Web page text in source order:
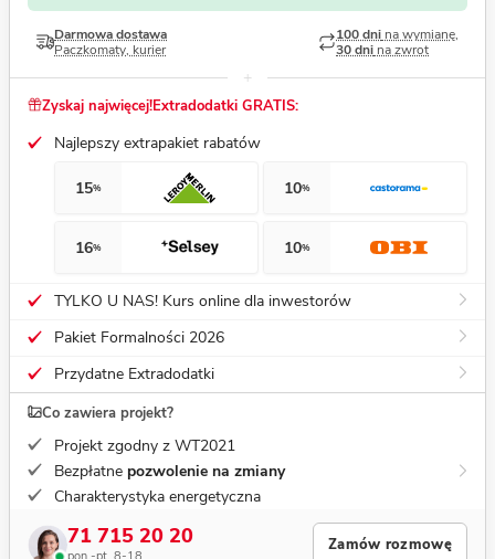
Darmowa dostawa
Paczkomaty, kurier
100 dni na wymianę,
30 dni na zwrot
Zyskaj najwięcej!Extradodatki GRATIS:
Najlepszy extrapakiet rabatów
15% 10%
16% 10%
TYLKO U NAS! Kurs online dla inwestorów
Pakiet Formalności 2026
Przydatne Extradodatki
Co zawiera projekt?
Projekt zgodny z WT2021
Bezpłatne pozwolenie na zmiany
Charakterystyka energetyczna
71 715 20 20 Zamów rozmowę